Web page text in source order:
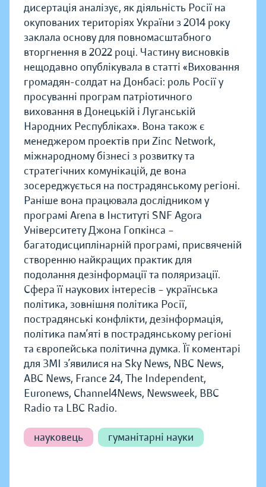
дисертація аналізує, як діяльність Росії на
окупованих територіях України з 2014 року
заклала основу для повномасштабного
вторгнення в 2022 році. Частину висновків
нещодавно опублікувала в статті «Виховання
громадян-солдат на Донбасі: роль Росії у
просуванні програм патріотичного
виховання в Донецькій і Луганській
Народних Республіках». Вона також є
менеджером проектів при Zinc Network,
міжнародному бізнесі з розвитку та
стратегічних комунікацій, де вона
зосереджується на пострадянському регіоні.
Раніше вона працювала дослідником у
програмі Arena в Інституті SNF Agora
Університету Джона Гопкінса –
багатодисциплінарній програмі, присвяченій
створенню найкращих практик для
подолання дезінформації та поляризації.
Сфера її наукових інтересів – українська
політика, зовнішня політика Росії,
пострадянські конфлікти, дезінформація,
політика пам’яті в пострадянському регіоні
та європейська політична думка. Її коментарі
для ЗМІ з’явилися на Sky News, NBC News,
ABC News, France 24, The Independent,
Euronews, Channel4News, Newsweek, BBC
Radio та LBC Radio.
науковець гуманітарні науки